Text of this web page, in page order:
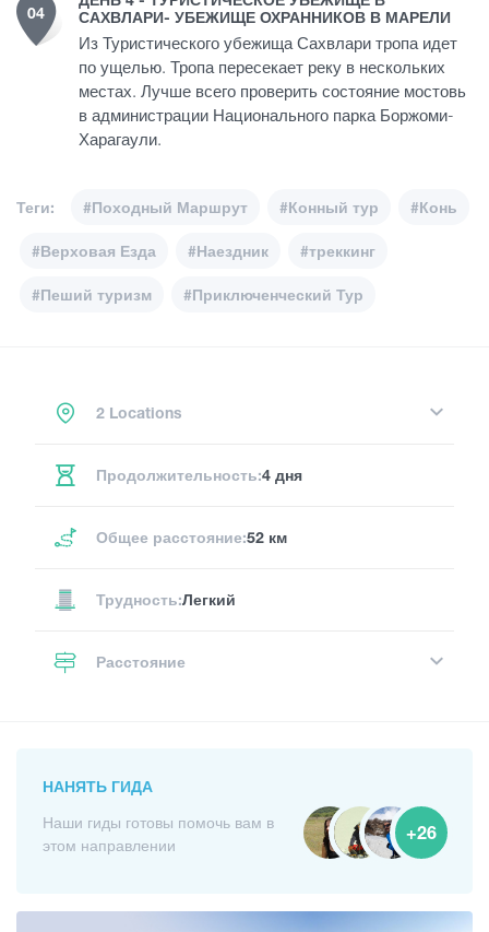
04
САХВЛАРИ- УБЕЖИЩЕ ОХРАННИКОВ В МАРЕЛИ
Из Туристического убежища Сахвлари тропа идет
по ущелью. Тропа пересекает реку в нескольких
местах. Лучше всего проверить состояние мостовь
в администрации Национального парка Боржоми-
Харагаули.
Теги: #Походный Маршрут #Конный тур #Конь
#Верховая Езда #Наездник #треккинг
#Пеший туризм #Приключенческий Тур
2 Locations
Продолжительность:4 дня
Общее расстояние:52 км
Трудность:Легкий
Расстояние
НАНЯТЬ ГИДА
Наши гиды готовы помочь вам в
этом направлении
+26